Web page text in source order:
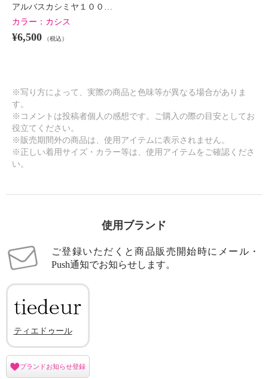
アルバスカシミヤ１００…
カラー： カシス
¥6,500 （税込）
※写り方によって、実際の商品と色味等が異なる場合がありま
す。
※コメントは投稿者個人の感想です。ご購入の際の目安としてお
役立てください。
※販売期間外の商品は、使用アイテムに表示されません。
※正しい着用サイズ・カラー等は、使用アイテムをご確認くださ
い。
使用ブランド
ご登録いただくと商品販売開始時にメール・
Push通知でお知らせします。
ティエドゥール
ブランドお知らせ登録